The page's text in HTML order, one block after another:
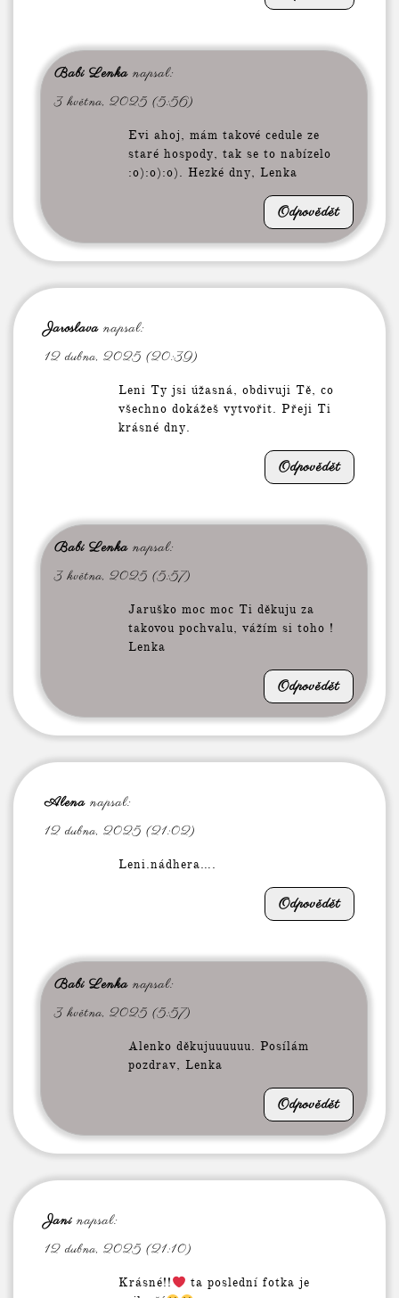
Babi Lenka napsal:
3 května, 2025 (5:56)
Evi ahoj, mám takové cedule ze
staré hospody, tak se to nabízelo
:o):o):o). Hezké dny, Lenka
Odpovědět
Jaroslava napsal:
12 dubna, 2025 (20:39)
Leni Ty jsi úžasná, obdivuji Tě, co
všechno dokážeš vytvořit. Přeji Ti
krásné dny.
Odpovědět
Babi Lenka napsal:
3 května, 2025 (5:57)
Jaruško moc moc Ti děkuju za
takovou pochvalu, vážím si toho !
Lenka
Odpovědět
Alena napsal:
12 dubna, 2025 (21:02)
Leni.nádhera….
Odpovědět
Babi Lenka napsal:
3 května, 2025 (5:57)
Alenko děkujuuuuuu. Posílám
pozdrav, Lenka
Odpovědět
Jani napsal:
12 dubna, 2025 (21:10)
Krásné!!
ta poslední fotka je